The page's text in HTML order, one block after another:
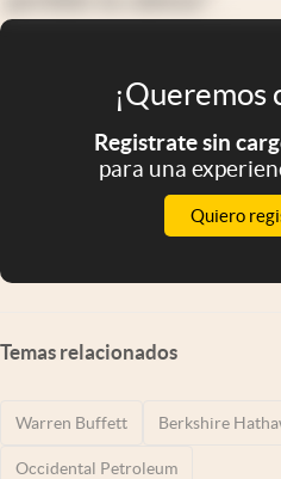
¡Queremos
Registrate sin
para una
Quiero
Temas relacionados
Warren Buffett Berkshire
Occidental Petroleum